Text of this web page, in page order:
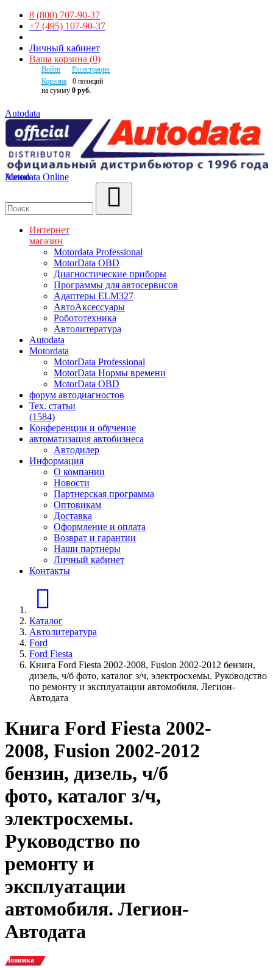
8 (800) 707-90-37
+7 (495) 107-90-37
Личный кабинет
Ваша корзина (0)
Войти
Регистрация
Корзина
0 позиций
на сумму 0 руб.
Autodata
Autodata Online
Меню
Интернет
магазин
Motordata Professional
MotorData OBD
Диагностические приборы
Программы для автосервисов
Адаптеры ELM327
АвтоАксессуары
Робототехника
Автолитература
Autodata
Motordata
MotorData Professional
MotorData Нормы времени
MotorData OBD
форум автодиагностов
Тех. статьи
(1584)
Конференции и обучение
автоматизация автобизнеса
Автодилер
Информация
О компании
Новости
Партнерская программа
Оптовикам
Доставка
Оформление и оплата
Возврат и гарантии
Наши партнеры
Личный кабинет
Контакты
Каталог
Автолитература
Ford
Ford Fiesta
Книга Ford Fiesta 2002-2008, Fusion 2002-2012 бензин,
дизель, ч/б фото, каталог з/ч, электросхемы. Руководство
по ремонту и эксплуатации автомобиля. Легион-
Aвтодата
Книга Ford Fiesta 2002-
2008, Fusion 2002-2012
бензин, дизель, ч/б
фото, каталог з/ч,
электросхемы.
Руководство по
ремонту и
эксплуатации
автомобиля. Легион-
Aвтодата
Новинка